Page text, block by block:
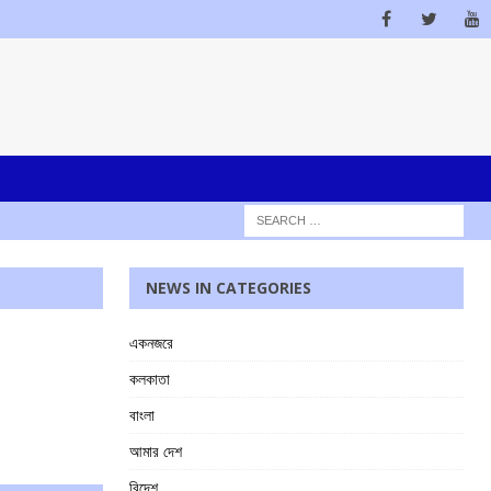
NEWS IN CATEGORIES
একনজরে
কলকাতা
বাংলা
আমার দেশ